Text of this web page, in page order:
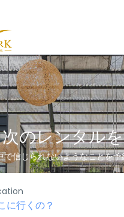
次のレンタル
で信じられないようなことを予